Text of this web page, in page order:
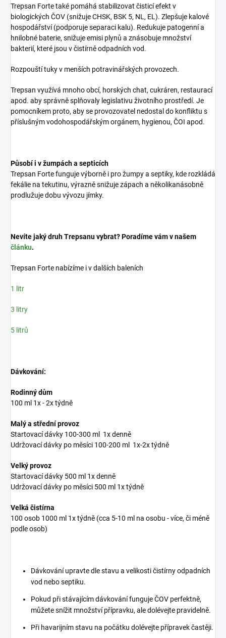
Trepsan Forte také pomáhá stabilizovat čisticí efekt v
biologických ČOV (snižuje CHSK, BSK 5, NL, EL). Zlepšuje kalové
hospodářství (podporuje separaci kalu). Redukuje patogenní a
hnilobné baterie, snižuje emisi plynů a znásobuje množství
bakterií, které jsou v čistírně odpadních vod.
Rozpouští tuky v menších potravinářských provozech.
Trepsan využívá mnoho obcí, horských chat, cukráren, restaurací
apod. aby správně splňovaly legislativu životního prostředí. Je
pomocníkem proto, aby se provozovatel nedostal do konfliktu s
příslušným vodohospodářským orgánem, hygienou, ČOI apod.
Působí i v žumpách a septicích
Trepsan Forte funguje výborně i pro žumpy a septiky, kde rozkládá
fekálie na tekutinu, výrazně snižuje zápach a několikanásobně
prodlužuje dobu vývozu jímky.
Nevíte jaký druh Trepsanu vybrat? Poradíme vám v našem
článku.
Trepsan Forte nabízíme i v dalších baleních
1 litr
3 litry
5 litrů
Dávkování:
Rodinný dům
100 ml 1x - 2x týdně
Malý a střední provoz
Startovací dávky 100-300 ml 1x denně
Udržovací dávky po měsíci 100-200 ml 1x-2x týdně
Velký provoz
Startovací dávky 500 ml 1x denně
Udržovací dávky po měsíci 500 ml 1x týdně
Velká čistírna
100 osob 1000 ml 1x týdně (cca 5-10 ml na osobu - více, či méně
podle osob)
Dávkování upravte dle stavu a velikosti čistírny odpadních
vod nebo septiku.
Pokud při stávajícím dávkování funguje ČOV perfektně,
můžete snížit množství přípravku, ale dolévejte pravidelně.
Při havarijním stavu na počátku dolévejte přípravek častěji.